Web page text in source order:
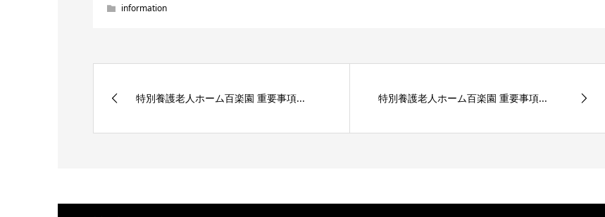
information
特別養護老人ホーム百楽園 重要事項... 特別養護老人ホーム百楽園 重要事項...